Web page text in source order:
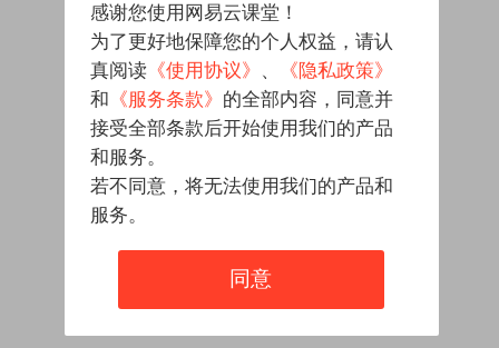
感谢您使用网易云课堂！
为了更好地保障您的个人权益，请认
真阅读 《使用协议》 、
《隐私政策》
和 《服务条款》 的全部内容，同意并
接受全部条款后开始使用我们的产品
和服务。
若不同意，将无法使用我们的产品和
服务。
同意